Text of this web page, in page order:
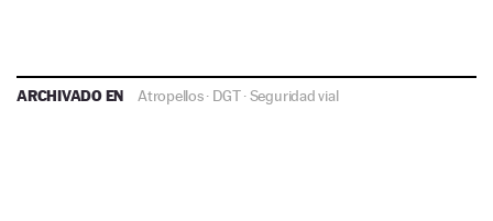
ARCHIVADO EN Atropellos· DGT·Seguridad vial